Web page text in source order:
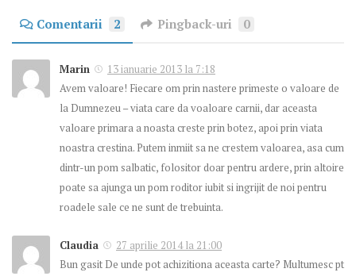
Comentarii 2 Pingback-uri 0
Marin
13 ianuarie 2013 la 7:18
Avem valoare! Fiecare om prin nastere primeste o valoare de
la Dumnezeu – viata care da voaloare carnii, dar aceasta
valoare primara a noasta creste prin botez, apoi prin viata
noastra crestina. Putem inmiit sa ne crestem valoarea, asa cum
dintr-un pom salbatic, folositor doar pentru ardere, prin altoire
poate sa ajunga un pom roditor iubit si ingrijit de noi pentru
roadele sale ce ne sunt de trebuinta.
Claudia
27 aprilie 2014 la 21:00
Bun gasit De unde pot achizitiona aceasta carte? Multumesc pt